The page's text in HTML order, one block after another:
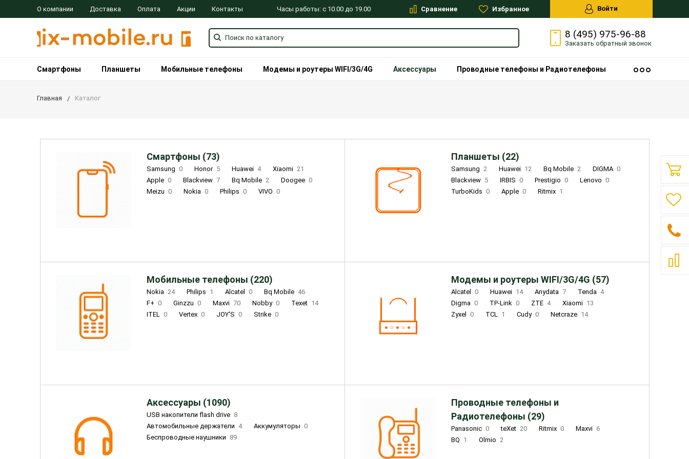
О компании Доставка Оплата Акции Контакты Часы работы: с 10.00 до 19.00 Сравнение Избранное Войти
8 (495) 975-96-88
Заказать обратный звонок
Смартфоны Планшеты Мобильные телефоны Модемы и роутеры WIFI/3G/4G Аксессуары Проводные телефоны и Радиотелефоны
Главная Каталог
Смартфоны (73)
Samsung 0 Honor 5 Huawei 4 Xiaomi 21
Apple 0 Blackview 7 Bq Mobile 2 Doogee 0
Meizu 0 Nokia 0 Philips 0 VIVO 0
Планшеты (22)
Samsung 2 Huawei 12 Bq Mobile 2 DIGMA 0
Blackview 5 IRBIS 0 Prestigio 0 Lenovo 0
TurboKids 0 Apple 0 Ritmix 1
Мобильные телефоны (220)
Nokia 24 Philips 1 Alcatel 0 Bq Mobile 46
F+ 0 Ginzzu 0 Maxvi 70 Nobby 0 Texet 14
ITEL 0 Vertex 0 JOY'S 0 Strike 0
Модемы и роутеры WIFI/3G/4G (57)
Alcatel 0 Huawei 14 Anydata 7 Tenda 4
Digma 0 TP-Link 0 ZTE 4 Xiaomi 13
Zyxel
0 TCL 1 Cudy 0 Netcraze 14
Аксессуары (1090)
USB накопители flash drive 8
Автомобильные держатели 4 Аккумуляторы 0
Беспроводные наушники 89
Проводные телефоны и
Радиотелефоны (29)
Panasonic 0 teXet 20 Ritmix 0 Maxvi 6
BQ 1 Olmio 2